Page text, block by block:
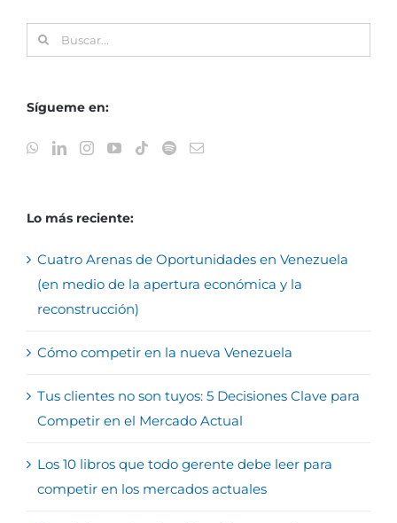
Buscar:
Sígueme en:
Lo más reciente:
Cuatro Arenas de Oportunidades en Venezuela
(en medio de la apertura económica y la
reconstrucción)
Cómo competir en la nueva Venezuela
Tus clientes no son tuyos: 5 Decisiones Clave para
Competir en el Mercado Actual
Los 10 libros que todo gerente debe leer para
competir en los mercados actuales